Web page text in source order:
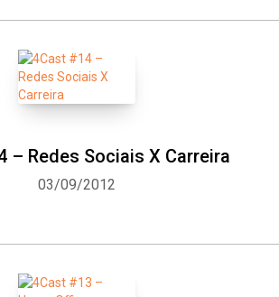
– Redes Sociais X Carreira
03/09/2012